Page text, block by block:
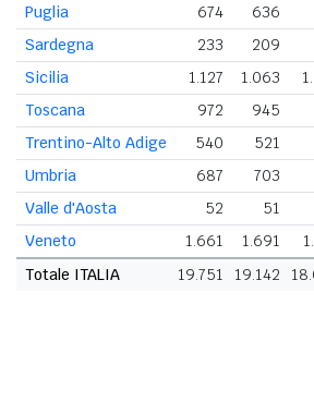
Puglia
674 636
Sardegna
233 209
Sicilia
1.127 1.063
Toscana
972 945
Trentino-Alto Adige
540 521
Umbria
687 703
Valle d'Aosta
52 51
Veneto
1.661 1.691
Totale ITALIA
19.751 19.142